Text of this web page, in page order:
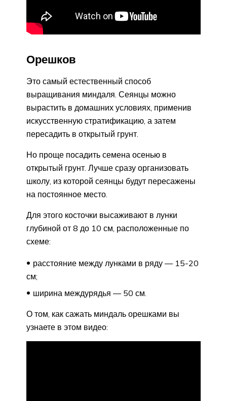
Орешков
Это самый естественный способ
выращивания миндаля. Сеянцы можно
вырастить в домашних условиях, применив
искусственную стратификацию, а затем
пересадить в открытый грунт.
Но проще посадить семена осенью в
открытый грунт. Лучше сразу организовать
школу, из которой сеянцы будут пересажены
на постоянное место.
Для этого косточки высаживают в лунки
глубиной от 8 до 10 см, расположенные по
схеме:
расстояние между лунками в ряду — 15-20
см;
ширина междурядья — 50 см.
О том, как сажать миндаль орешками вы
узнаете в этом видео: